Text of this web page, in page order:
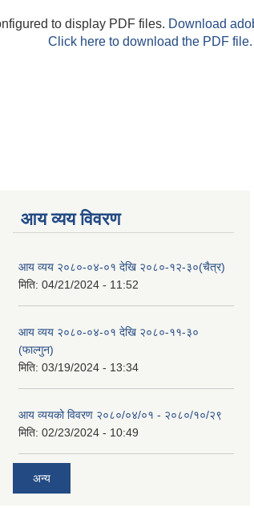
to display PDF files. Download
Click here to download the PDF file.
आय व्यय विवरण
आय व्यय २०८०-०४-०१ देखि २०८०-१२-३०(चैत्र)
मिति: 04/21/2024 - 11:52
आय व्यय २०८०-०४-०१ देखि २०८०-११-३०
(फाल्गुन)
मिति: 03/19/2024 - 13:34
आय व्ययको विवरण २०८०/०४/०१ - २०८०/१०/२९
मिति: 02/23/2024 - 10:49
अन्य